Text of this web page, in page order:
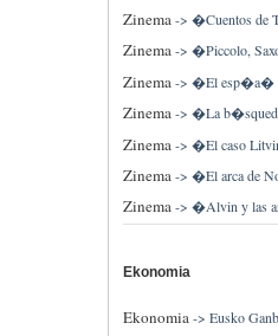
Zinema-> �Cuentos de
Zinema-> �Piccolo,
Zinema-> �El esp�a�
Zinema-> �La
Zinema -> �El caso
Zinema-> �El arca de
Zinema-> �Alvin y las
Ekonomia
Ekonomia-> Eusko